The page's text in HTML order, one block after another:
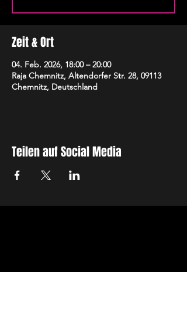
Zeit & Ort
04. Feb. 2026, 18:00 – 20:00
Raja Chemnitz, Altendorfer Str. 28, 09113
Chemnitz, Deutschland
Teilen auf Social Media